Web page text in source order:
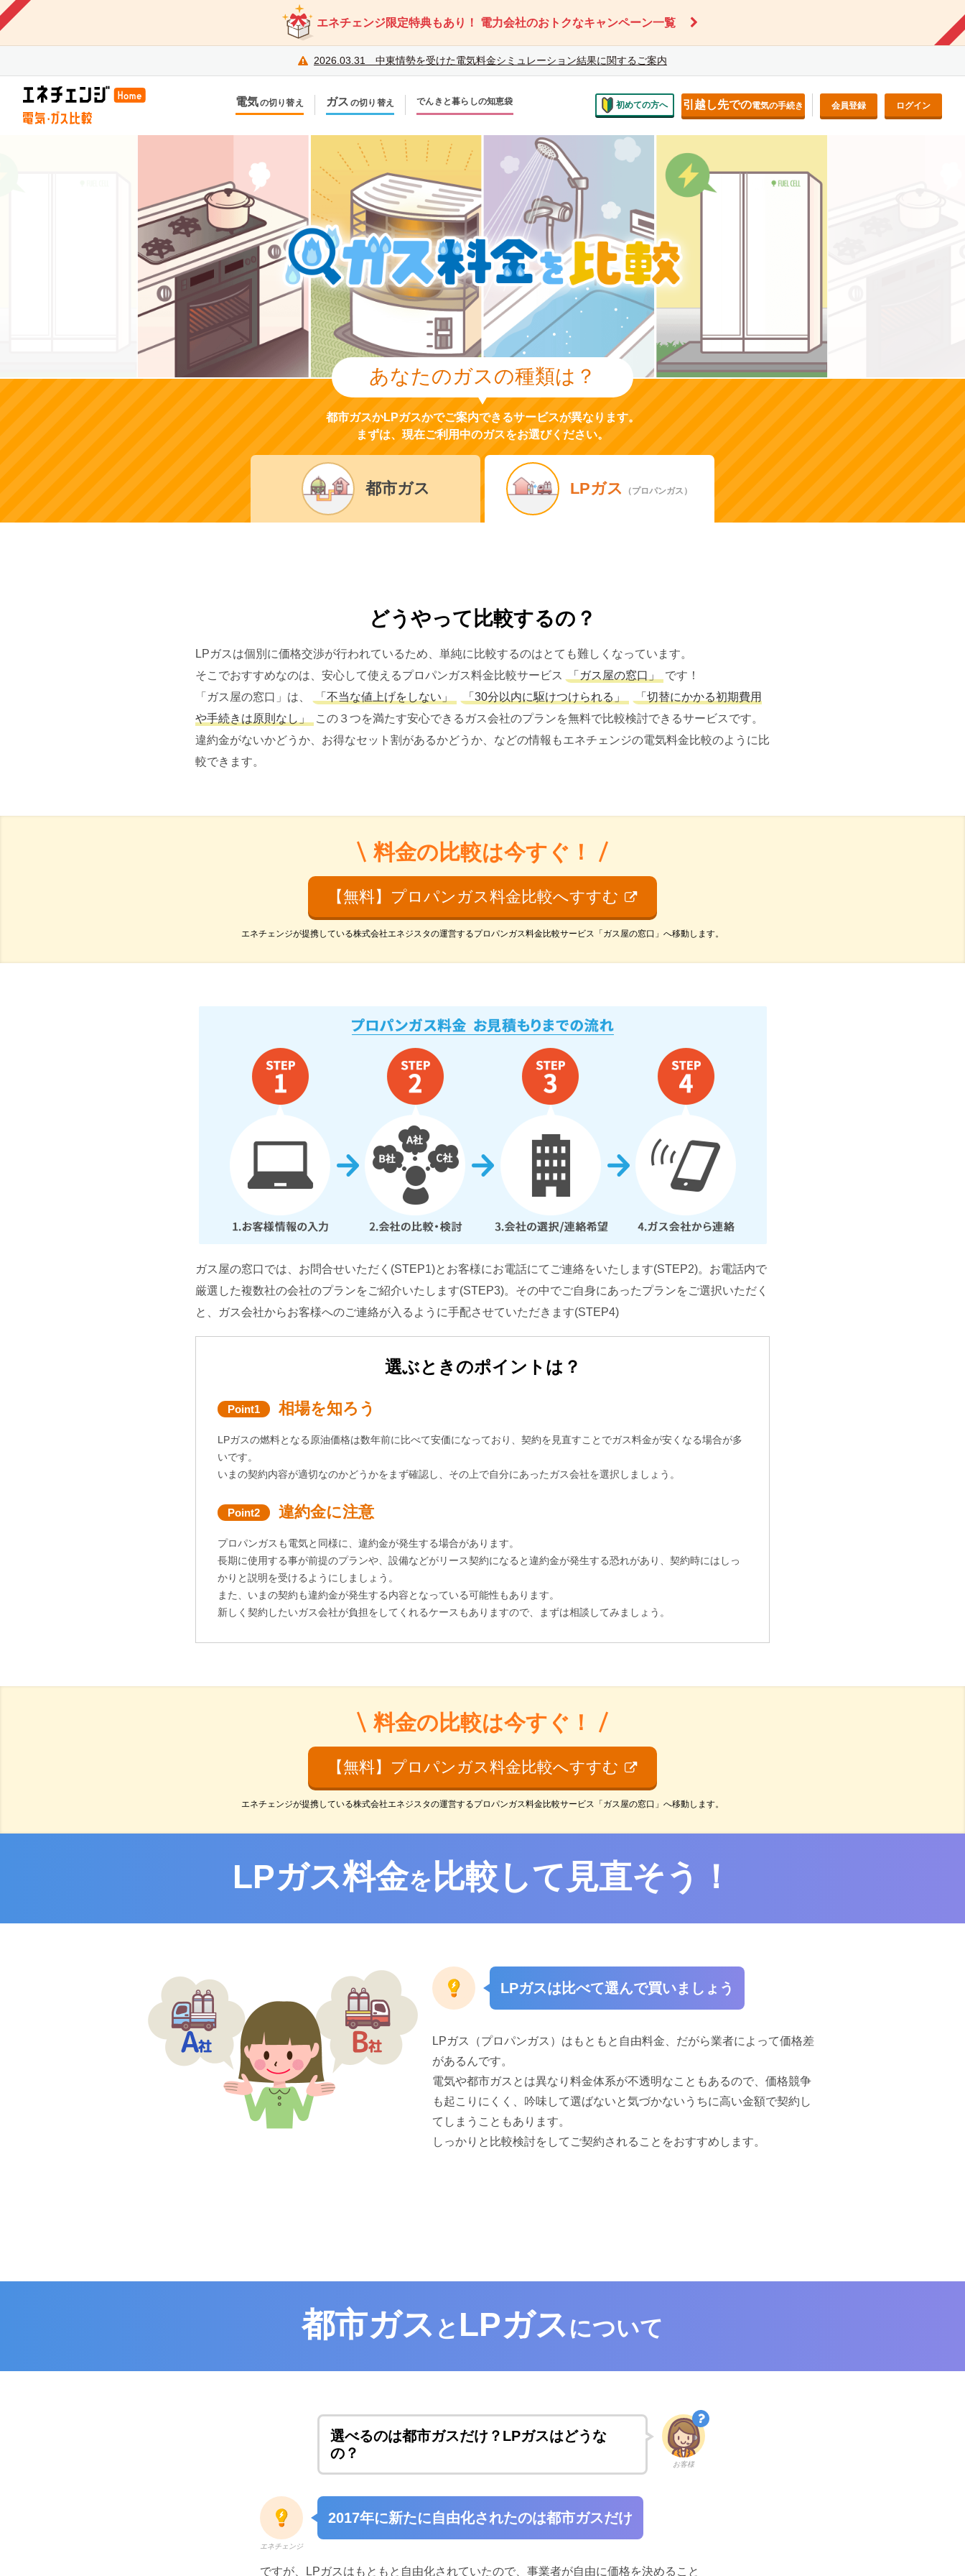
エネチェンジ限定特典もあり！ 電力会社のおトクなキャンペーン一覧
2026.03.31 中東情勢を受けた電気料金シミュレーション結果に関するご案内
電気の切り替え ガス の切り替え
引越しで新しく申し込み
でんきと暮らしの知恵袋 初めての方へ 引越し先での電気の手続き 会員登録 ログイン
あなたのガスの種類は？
都市ガスかLPガスかでご案内できるサービスが異なります。
まずは、現在ご利用中のガスをお選びください。
都市ガス LPガス （プロパンガス）
どうやって比較するの？
LPガスは個別に価格交渉が行われているため、単純に比較するのはとても難しくなっています。
そこでおすすめなのは、安心して使えるプロパンガス料金比較サービス
「ガス屋の窓口」
です！
「ガス屋の窓口」は、
「不当な値上げをしない」 「30分以内に駆けつけられる」
「切替にかかる初期費用
や手続きは原則なし」
この３つを満たす安心できるガス会社のプランを無料で比較検討できるサービスです。
違約金がないかどうか、お得なセット割があるかどうか、などの情報もエネチェンジの電気料金比較のように比
較できます。
料金の比較は今すぐ！
【無料】プロパンガス料金比較へすすむ
エネチェンジが提携している株式会社エネジスタの運営するプロパンガス料金比較サービス「ガス屋の窓口」へ移動します。
ガス屋の窓口では、お問合せいただく(STEP1)とお客様にお電話にてご連絡をいたします(STEP2)。お電話内で
厳選した複数社の会社のプランをご紹介いたします(STEP3)。その中でご自身にあったプランをご選択いただく
と、ガス会社からお客様へのご連絡が入るように手配させていただきます(STEP4)
選ぶときのポイントは？
Point1 相場を知ろう
LPガスの燃料となる原油価格は数年前に比べて安価になっており、契約を見直すことでガス料金が安くなる場合が多
いです。
いまの契約内容が適切なのかどうかをまず確認し、その上で自分にあったガス会社を選択しましょう。
Point2 違約金に注意
プロパンガスも電気と同様に、違約金が発生する場合があります。
長期に使用する事が前提のプランや、設備などがリース契約になると違約金が発生する恐れがあり、契約時にはしっ
かりと説明を受けるようにしましょう。
また、いまの契約も違約金が発生する内容となっている可能性もあります。
新しく契約したいガス会社が負担をしてくれるケースもありますので、まずは相談してみましょう。
料金の比較は今すぐ！
【無料】プロパンガス料金比較へすすむ
エネチェンジが提携している株式会社エネジスタの運営するプロパンガス料金比較サービス「ガス屋の窓口」へ移動します。
LPガス料金を 比較して見直そう！
LPガスは比べて選んで買いましょう
LPガス（プロパンガス）はもともと自由料金、だがら業者によって価格差
があるんです。
電気や都市ガスとは異なり料金体系が不透明なこともあるので、価格競争
も起こりにくく、吟味して選ばないと気づかないうちに高い金額で契約し
てしまうこともあります。
しっかりと比較検討をしてご契約されることをおすすめします。
都市ガス と LPガスについて
お客様
選べるのは都市ガスだけ？LPガスはどうな
の？
エネチェンジ
2017年に新たに自由化されたのは都市ガスだけ
ですが、LPガスはもともと自由化されていたので、事業者が自由に価格を決めること